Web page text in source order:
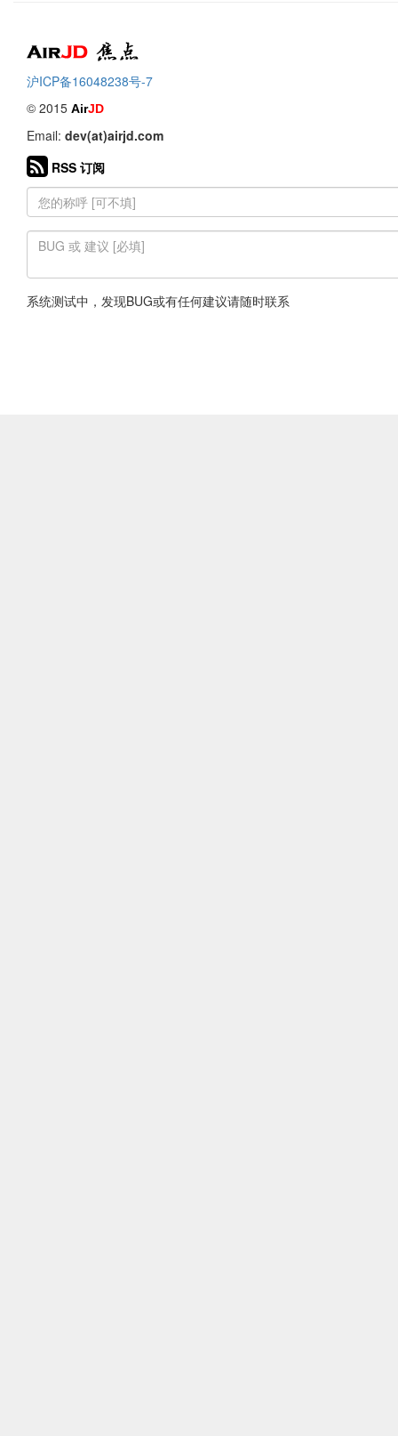
Air焦点
沪ICP备16048238号-7
© 2015 AirJD
Email: dev(at)airjd.com
RSS 订阅
系统测试中，发现BUG或有任何建议请随时联系